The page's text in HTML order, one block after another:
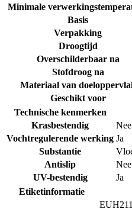
Minimale
Basis
Verpakking
Droogtijd
Overschilderbaar na
Stofdroog na
Materiaal van
Geschikt voor
Technische kenmerken
Krasbestendig
Nee
Vochtregulerende werking Ja
Substantie
Antislip
Nee
UV-bestendig
Ja
Etiketinformatie
EUH211